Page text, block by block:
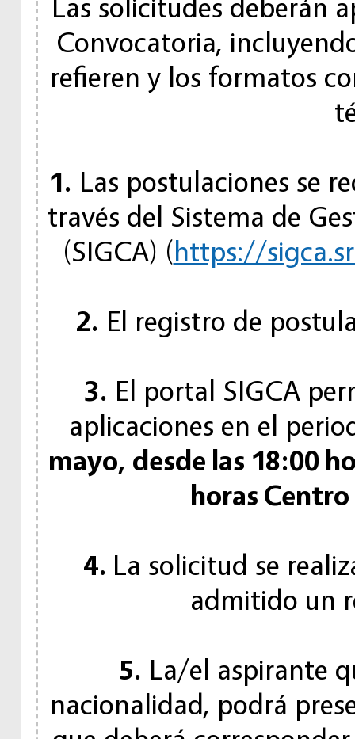
Convocatoria,
refieren y los formatos
1. Las postulaciones se
través del Sistema de
(SIGCA) (https://
2. El registro de
3. El portal SIGCA
aplicaciones en el
mayo, desde las 18:00
horas
4. La solicitud se
admitido un
5. La/el aspirante
nacionalidad, podrá